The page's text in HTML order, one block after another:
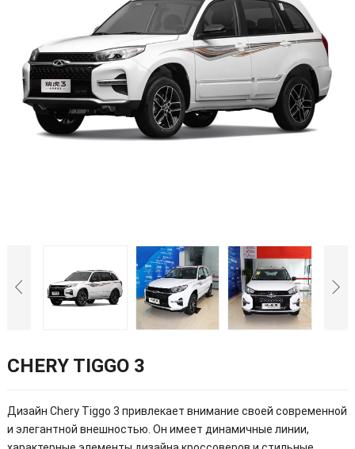
CHERY TIGGO 3
Дизайн Chery Tiggo 3 привлекает внимание своей современной
и элегантной внешностью. Он имеет динамичные линии,